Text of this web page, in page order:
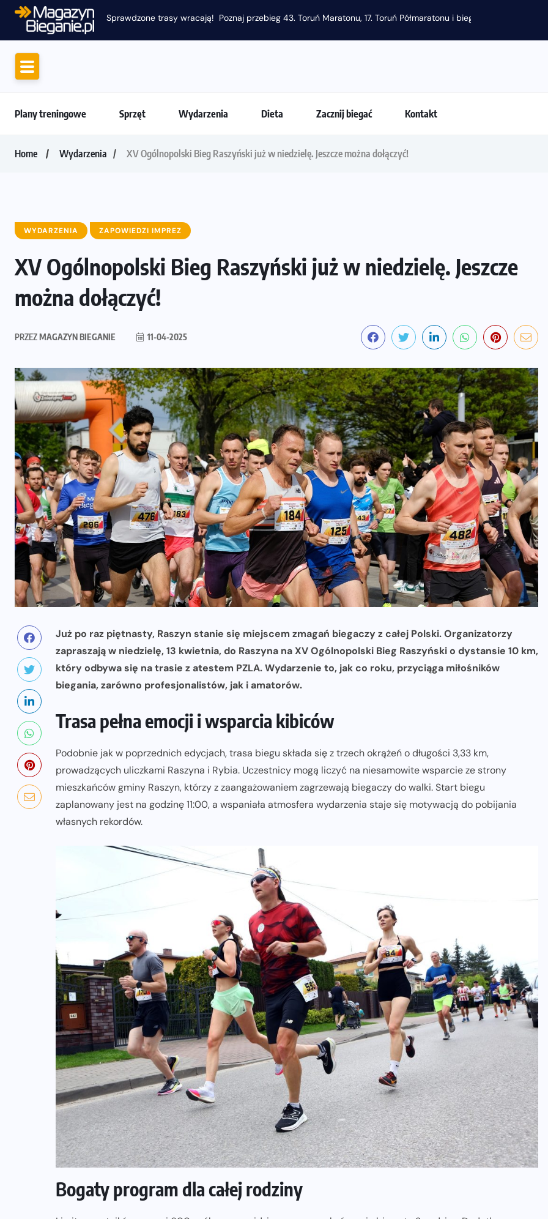
Plany treningowe Sprzęt Wydarzenia Dieta Zacznij biegać Kontakt
Home Wydarzenia XV Ogólnopolski Bieg Raszyński już w niedzielę. Jeszcze można dołączyć!
WYDARZENIA ZAPOWIEDZI IMPREZ
XV Ogólnopolski Bieg Raszyński już w niedzielę. Jeszcze
można dołączyć!
PRZEZMAGAZYN BIEGANIE 11-04-2025
Już po raz piętnasty, Raszyn stanie się miejscem zmagań biegaczy z całej Polski. Organizatorzy
zapraszają w niedzielę, 13 kwietnia, do Raszyna na XV Ogólnopolski Bieg Raszyński o dystansie 10 km,
który odbywa się na trasie z atestem PZLA. Wydarzenie to, jak co roku, przyciąga miłośników
biegania, zarówno profesjonalistów, jak i amatorów.
Trasa pełna emocji i wsparcia kibiców
Podobnie jak w poprzednich edycjach, trasa biegu składa się z trzech okrążeń o długości 3,33 km,
prowadzących uliczkami Raszyna i Rybia. Uczestnicy mogą liczyć na niesamowite wsparcie ze strony
mieszkańców gminy Raszyn, którzy z zaangażowaniem zagrzewają biegaczy do walki. Start biegu
zaplanowany jest na godzinę 11:00, a wspaniała atmosfera wydarzenia staje się motywacją do pobijania
własnych rekordów.
Bogaty program dla całej rodziny
NADCHODZĄCE IMPREZY WYDARZENIA
ZAPOWIEDZI IMPREZ
Sprawdzone trasy wracają! Poznaj
przebieg 43. Toruń Maratonu, 17.
Toruń Półmaratonu i biegu na 5 km